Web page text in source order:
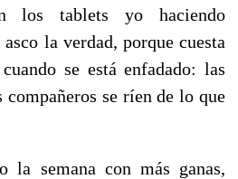
los tablets yo haciendo
asco la verdad, porque cuesta
se está enfadado: las
compañeros se ríen de lo que
la semana con más ganas,